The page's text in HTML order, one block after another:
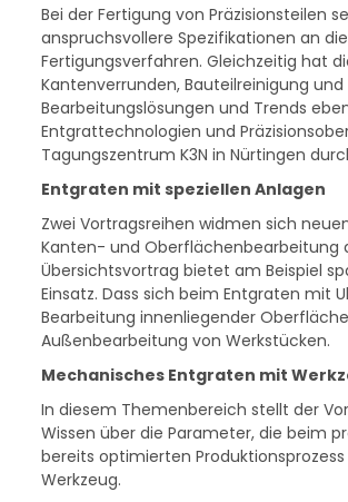
Bei der Fertigung von Präzisionsteilen
anspruchsvollere Spezifikationen an
Fertigungsverfahren. Gleichzeitig hat
Kantenverrunden, Bauteilreinigung
Bearbeitungslösungen und Trends
Entgrattechnologien und
Tagungszentrum K3N in Nürtingen
Entgraten mit speziellen Anlagen
Zwei Vortragsreihen widmen sich
Kanten- und Oberflächenbearbeitung
Übersichtsvortrag bietet am Beispiel
Einsatz. Dass sich beim Entgraten mit
Bearbeitung innenliegender
Außenbearbeitung von Werkstücken.
Mechanisches Entgraten mit
In diesem Themenbereich stellt der
Wissen über die Parameter, die beim
bereits optimierten
Werkzeug.